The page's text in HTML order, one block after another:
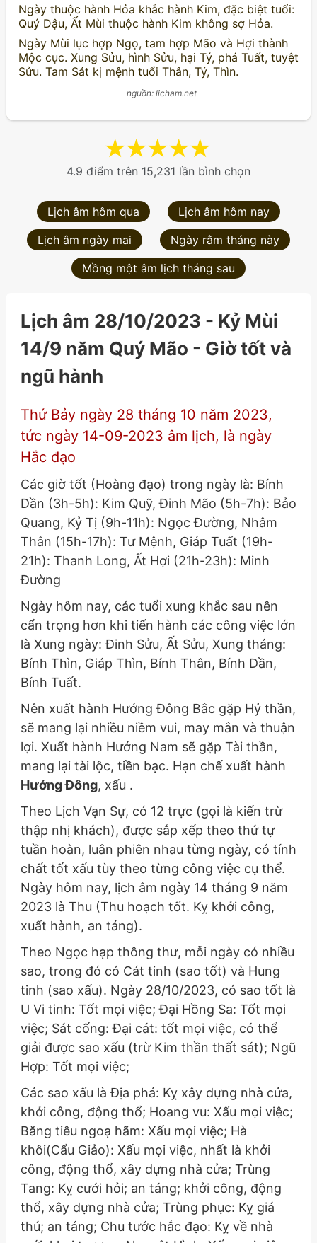
Ngày thuộc hành Hỏa khắc hành Kim, đặc biệt tuổi:
Quý Dậu, Ất Mùi thuộc hành Kim không sợ Hỏa.
Ngày Mùi lục hợp Ngọ, tam hợp Mão và Hợi thành
Mộc cục. Xung Sửu, hình Sửu, hại Tý, phá Tuất, tuyệt
Sửu. Tam Sát kị mệnh tuổi Thân, Tý, Thìn.
nguồn: licham.net
★
★
★
★
★
4.9 điểm trên 15,231 lần bình chọn
Lịch âm hôm qua
Lịch âm hôm nay
Lịch âm ngày mai
Ngày rằm tháng này
Mồng một âm lịch tháng sau
Lịch âm 28/10/2023 - Kỷ Mùi
14/9 năm Quý Mão - Giờ tốt và
ngũ hành
Thứ Bảy ngày 28 tháng 10 năm 2023,
tức ngày 14-09-2023 âm lịch, là ngày
Hắc đạo
Các giờ tốt (Hoàng đạo) trong ngày là: Bính
Dần (3h-5h): Kim Quỹ, Đinh Mão (5h-7h): Bảo
Quang, Kỷ Tị (9h-11h): Ngọc Đường, Nhâm
Thân (15h-17h): Tư Mệnh, Giáp Tuất (19h-
21h): Thanh Long, Ất Hợi (21h-23h): Minh
Đường
Ngày hôm nay, các tuổi xung khắc sau nên
cẩn trọng hơn khi tiến hành các công việc lớn
là Xung ngày: Đinh Sửu, Ất Sửu, Xung tháng:
Bính Thìn, Giáp Thìn, Bính Thân, Bính Dần,
Bính Tuất.
Nên xuất hành Hướng Đông Bắc gặp Hỷ thần,
sẽ mang lại nhiều niềm vui, may mắn và thuận
lợi. Xuất hành Hướng Nam sẽ gặp Tài thần,
mang lại tài lộc, tiền bạc. Hạn chế xuất hành
Hướng Đông, xấu .
Theo Lịch Vạn Sự, có 12 trực (gọi là kiến trừ
thập nhị khách), được sắp xếp theo thứ tự
tuần hoàn, luân phiên nhau từng ngày, có tính
chất tốt xấu tùy theo từng công việc cụ thể.
Ngày hôm nay, lịch âm ngày 14 tháng 9 năm
2023 là Thu (Thu hoạch tốt. Kỵ khởi công,
xuất hành, an táng).
Theo Ngọc hạp thông thư, mỗi ngày có nhiều
sao, trong đó có Cát tinh (sao tốt) và Hung
tinh (sao xấu). Ngày 28/10/2023, có sao tốt là
U Vi tinh: Tốt mọi việc; Đại Hồng Sa: Tốt mọi
việc; Sát cống: Đại cát: tốt mọi việc, có thể
giải được sao xấu (trừ Kim thần thất sát); Ngũ
Hợp: Tốt mọi việc;
Các sao xấu là Địa phá: Kỵ xây dựng nhà cửa,
khởi công, động thổ; Hoang vu: Xấu mọi việc;
Băng tiêu ngoạ hãm: Xấu mọi việc; Hà
khôi(Cẩu Giảo): Xấu mọi việc, nhất là khởi
công, động thổ, xây dựng nhà cửa; Trùng
Tang: Kỵ cưới hỏi; an táng; khởi công, động
thổ, xây dựng nhà cửa; Trùng phục: Kỵ giá
thú; an táng; Chu tước hắc đạo: Kỵ về nhà